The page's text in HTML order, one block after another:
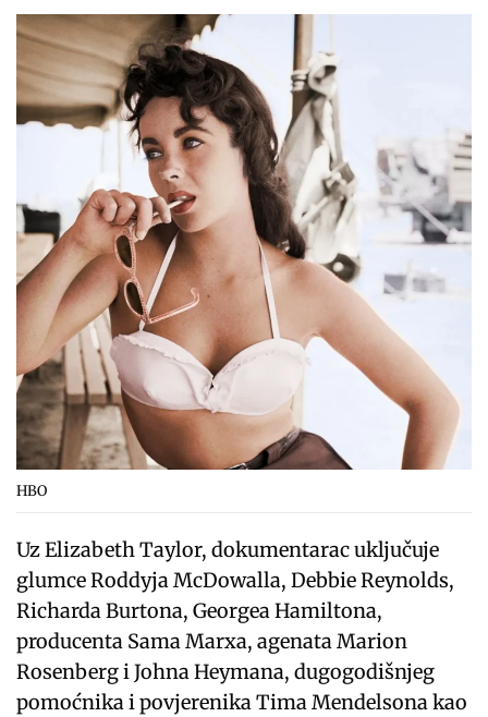
HBO
Uz Elizabeth Taylor, dokumentarac uključuje
glumce Roddyja McDowalla, Debbie Reynolds,
Richarda Burtona, Georgea Hamiltona,
producenta Sama Marxa, agenata Marion
Rosenberg i Johna Heymana, dugogodišnjeg
pomoćnika i povjerenika Tima Mendelsona kao